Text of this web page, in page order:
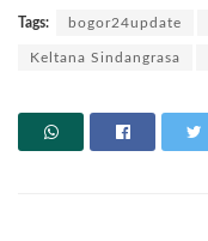
Tags: bogor24update
Keltana Sindangrasa